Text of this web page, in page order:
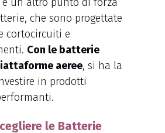
che sono progettate
cortocircuiti e
Con le batterie
aeree, si ha la
in prodotti
le Batterie